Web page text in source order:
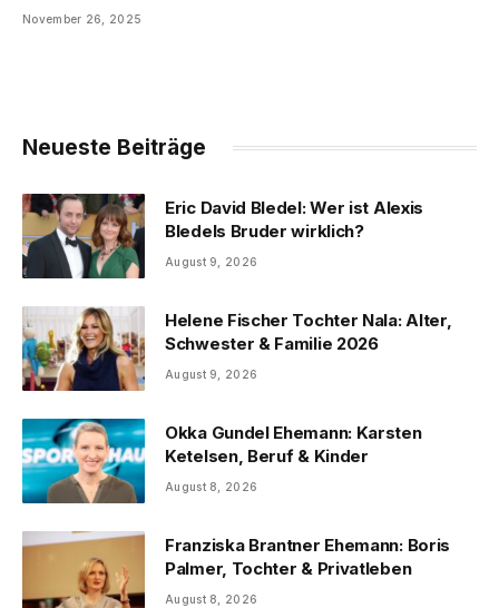
November 26, 2025
Neueste Beiträge
Eric David Bledel: Wer ist Alexis
Bledels Bruder wirklich?
August 9, 2026
Helene Fischer Tochter Nala: Alter,
Schwester & Familie 2026
August 9, 2026
Okka Gundel Ehemann: Karsten
Ketelsen, Beruf & Kinder
August 8, 2026
Franziska Brantner Ehemann: Boris
Palmer, Tochter & Privatleben
August 8, 2026